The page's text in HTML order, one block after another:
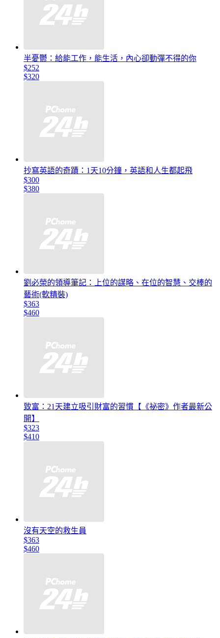
半憂鬱：給能工作，能生活，內心卻動彈不得的你
$252
$320
抄寫英語的奇蹟：1天10分鐘，英語和人生都起飛
$300
$380
劉必榮的領導筆記：上位的謀略、在位的智慧、交棒的
藝術(軟精裝)
$363
$460
致富：21天建立吸引財富的習慣【《祕密》作者最新公
開】
$323
$410
沒有天空的救生員
$363
$460